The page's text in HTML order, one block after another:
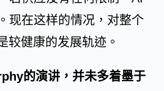
现在这样的情况，对整个
较健康的发展轨迹。
的演讲，并未多着墨于